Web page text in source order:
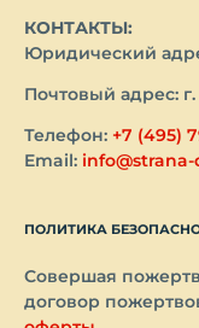
КОНТАКТЫ:
Юридический
Почтовый адрес:
Телефон: +7 (495)
Email:
ПОЛИТИКА
Совершая
договор